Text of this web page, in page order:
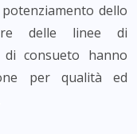
dello
delle linee di
di consueto hanno
per qualità ed